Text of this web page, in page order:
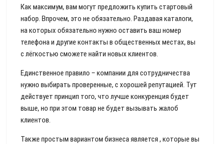
Как максимум, вам могут предложить купить стартовый
набор. Впрочем, это не обязательно. Раздавая каталоги,
на которых обязательно нужно оставить ваш номер
телефона и другие контакты в общественных местах, вы
с лёгкостью сможете найти новых клиентов.
Единственное правило – компании для сотрудничества
нужно выбирать проверенные, с хорошей репутацией. Тут
действует принцип того, что лучше конкуренция будет
выше, но при этом товар не будет вызывать жалоб
клиентов.
Также простым вариантом бизнеса является , которые вы